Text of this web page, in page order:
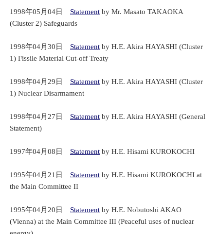
1998年05月04日 Statement by Mr. Masato TAKAOKA
(Cluster 2) Safeguards
1998年04月30日 Statement by H.E. Akira HAYASHI (Cluster
1) Fissile Material Cut-off Treaty
1998年04月29日 Statement by H.E. Akira HAYASHI (Cluster
1) Nuclear Disarmament
1998年04月27日 Statement by H.E. Akira HAYASHI (General
Statement)
1997年04月08日 Statement by H.E. Hisami KUROKOCHI
1995年04月21日 Statement by H.E. Hisami KUROKOCHI at
the Main Committee II
1995年04月20日 Statement by H.E. Nobutoshi AKAO
(Vienna) at the Main Committee III (Peaceful uses of nuclear